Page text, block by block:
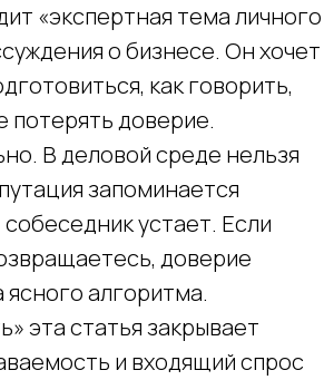
«экспертная тема личного
о бизнесе. Он хочет
как говорить,
потерять доверие.
В деловой среде нельзя
запоминается
устает. Если
доверие
алгоритма.
эта статья закрывает
и входящий спрос